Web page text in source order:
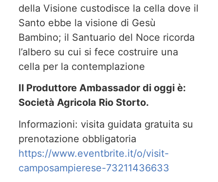
della Visione custodisce la cella dove il
Santo ebbe la visione di Gesù
Bambino; il Santuario del Noce ricorda
l’albero su cui si fece costruire una
cella per la contemplazione
Il Produttore Ambassador di oggi è:
Società Agricola Rio Storto.
Informazioni: visita guidata gratuita su
prenotazione obbligatoria
https://www.eventbrite.it/o/visit-
camposampierese-73211436633